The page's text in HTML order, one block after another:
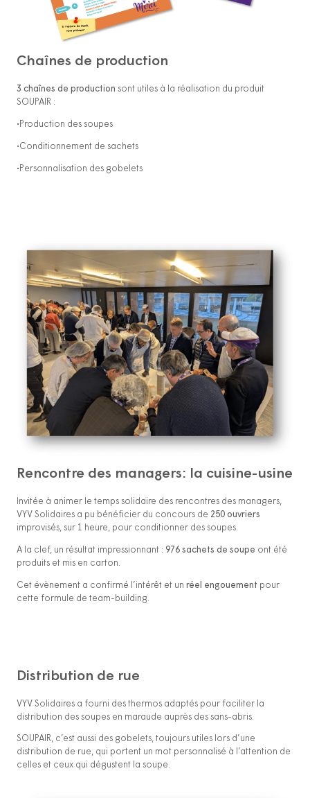
Chaînes de production
3 chaînes de production sont utiles à la réalisation du produit
SOUPAIR :
•Production des soupes
•Conditionnement de sachets
•Personnalisation des gobelets
Rencontre des managers: la cuisine-usine
Invitée à animer le temps solidaire des rencontres des managers,
VYV Solidaires a pu bénéficier du concours de 250 ouvriers
improvisés, sur 1 heure, pour conditionner des soupes.
A la clef, un résultat impressionnant : 976 sachets de soupe ont été
produits et mis en carton.
Cet évènement a confirmé l’intérêt et un réel engouement pour
cette formule de team-building.
Distribution de rue
VYV Solidaires a fourni des thermos adaptés pour faciliter la
distribution des soupes en maraude auprès des sans-abris.
SOUPAIR, c’est aussi des gobelets, toujours utiles lors d’une
distribution de rue, qui portent un mot personnalisé à l’attention de
celles et ceux qui dégustent la soupe.